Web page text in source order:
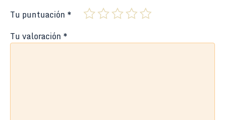
Tu puntuación *
Tu valoración *